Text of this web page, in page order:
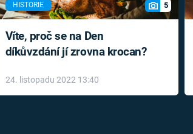
HISTORIE 5
Víte, proč se na Den
díkůvzdání jí zrovna krocan?
24. listopadu 2022 13:40